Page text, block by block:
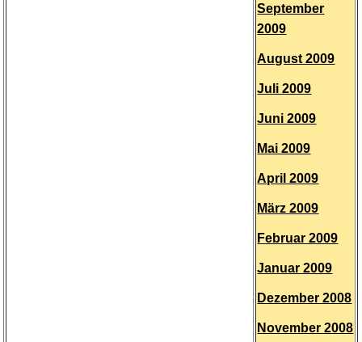
September
2009
August 2009
Juli 2009
Juni 2009
Mai 2009
April 2009
März 2009
Februar 2009
Januar 2009
Dezember 2008
November 2008